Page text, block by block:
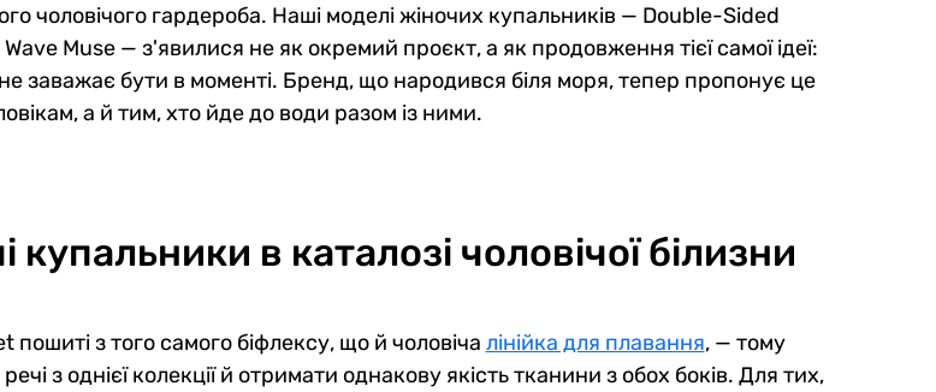
чоловічого гардероба. Наші моделі жіночих купальників — Double-Sided
Muse — з'явилися не як окремий проєкт, а як продовження тієї самої ідеї:
заважає бути в моменті. Бренд, що народився біля моря, тепер пропонує це
а й тим, хто йде до води разом із ними.
купальники в каталозі чоловічої білизни
пошиті з того самого біфлексу, що й чоловіча лінійка для плавання, — тому
з однієї колекції й отримати однакову якість тканини з обох боків. Для тих,